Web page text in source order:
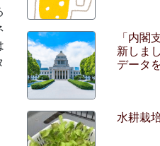
「内閣
新しま
データ
水耕栽